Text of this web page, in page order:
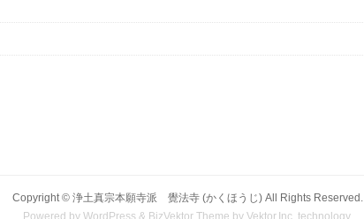
Copyright © 浄土真宗本願寺派 覺法寺 (かくほうじ)All Rights Reserved.
Powered by WordPress & BizVektor Theme by Vektor,Inc. technology.